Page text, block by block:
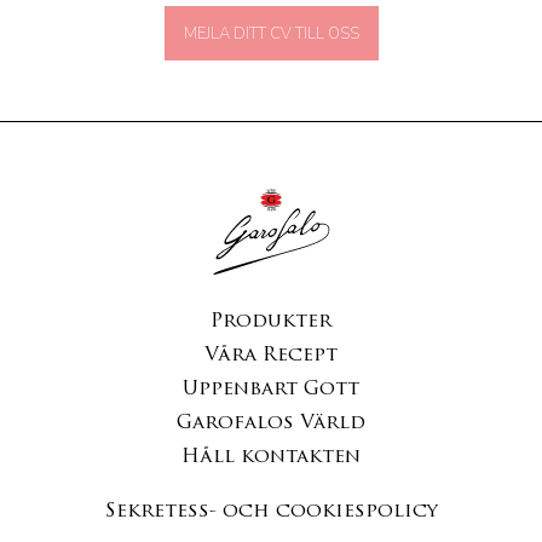
MEJLA DITT CV TILL OSS
Produkter
Våra Recept
Uppenbart Gott
Garofalos Värld
Håll kontakten
Sekretess- och cookiespolicy